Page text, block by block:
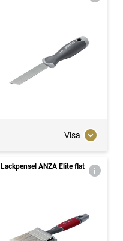
Visa
Lackpensel ANZA Elite flat